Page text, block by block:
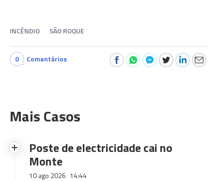
INCÊNDIO SÃO ROQUE
0 Comentários
Mais Casos
Poste de electricidade cai no
Monte
10 ago 2026 14:44